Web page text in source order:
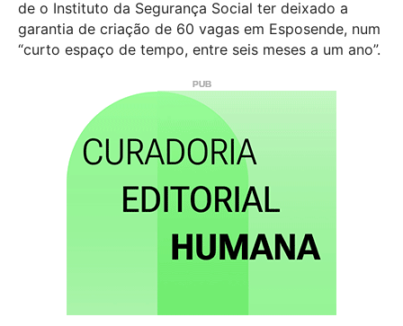
de o Instituto da Segurança Social ter deixado a
garantia de criação de 60 vagas em Esposende, num
“curto espaço de tempo, entre seis meses a um ano”.